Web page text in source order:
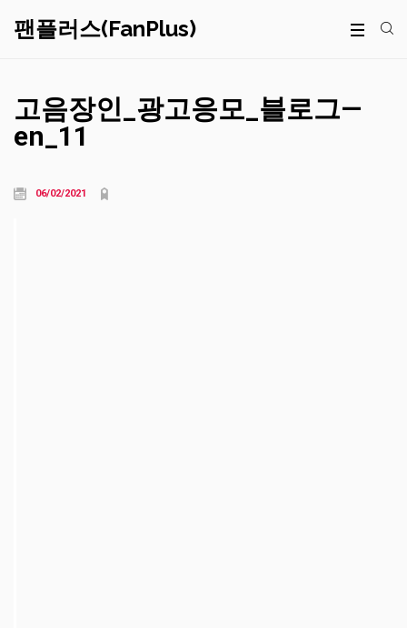
팬플러스(FanPlus)
고음장인_광고응모_블로그—
en_11
06/02/2021